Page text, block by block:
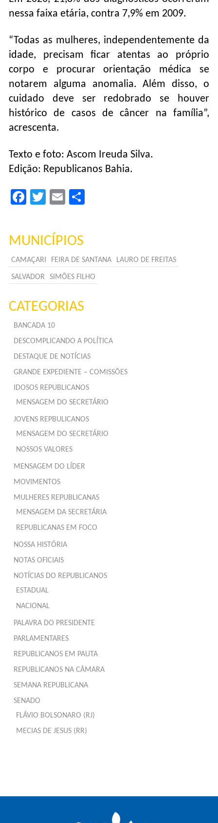
nessa faixa etária, contra 7,9% em 2009.
“Todas as mulheres, independentemente da
idade, precisam ficar atentas ao próprio
corpo e procurar orientação médica se
notarem alguma anomalia. Além disso, o
cuidado deve ser redobrado se houver
histórico de casos de câncer na família”,
acrescenta.
Texto e foto: Ascom Ireuda Silva.
Edição: Republicanos Bahia.
Facebook
TwitterEmail
MUNICÍPIOS
CAMAÇARI FEIRA DE SANTANA LAURO DE FREITAS
SALVADOR SIMÕES FILHO
CATEGORIAS
BANCADA 10
DESCOMPLICANDO A POLÍTICA
DESTAQUE DE NOTÍCIAS
GRANDE EXPEDIENTE – COMISSÕES
IDOSOS REPUBLICANOS
MENSAGEM DO SECRETÁRIO
JOVENS REPBULICANOS
MENSAGEM DO SECRETÁRIO
NOSSOS VALORES
MENSAGEM DO LÍDER
MOVIMENTOS
MULHERES REPUBLICANAS
MENSAGEM DA SECRETÁRIA
REPUBLICANAS EM FOCO
NOSSA HISTÓRIA
NOTAS OFICIAIS
NOTÍCIAS DO REPUBLICANOS
ESTADUAL
NACIONAL
PALAVRA DO PRESIDENTE
PARLAMENTARES
REPUBLICANOS EM PAUTA
REPUBLICANOS NA CÂMARA
SEMANA REPUBLICANA
SENADO
FLÁVIO BOLSONARO (RJ)
MECIAS DE JESUS (RR)